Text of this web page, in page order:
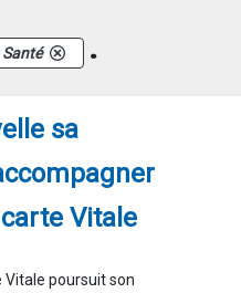
.
sa
Vitale
Vitale poursuit son